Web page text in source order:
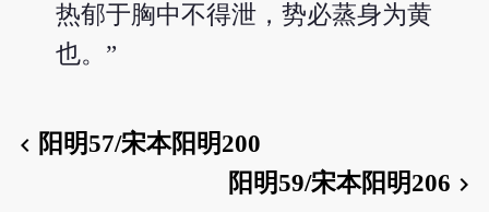
热郁于胸中不得泄，势必蒸身为黄
也。”
chevron_left 阳明57/宋本阳明200
阳明59/宋本阳明206 chevron_right